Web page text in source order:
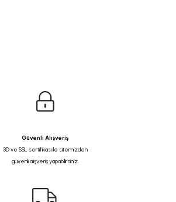
Güvenli Alışveriş
3D ve SSL sertifikası ile sitemizden
güvenli alışveriş yapabilirsiniz.